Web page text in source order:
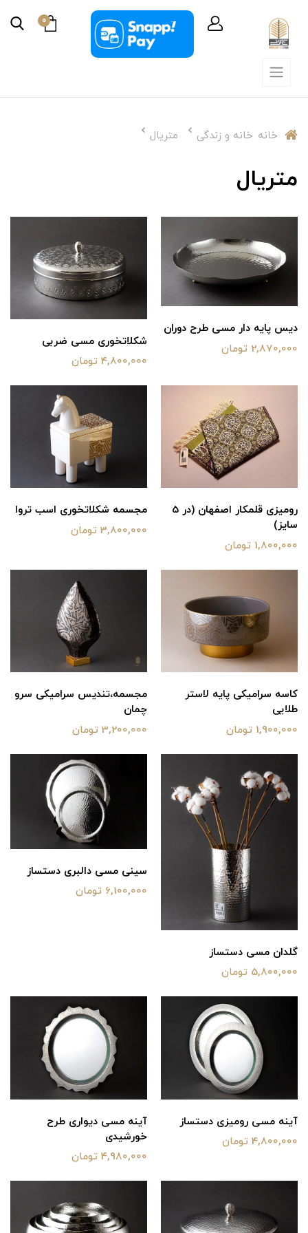
0
خانه خانه و زندگی متریال
متریال
دیس پایه دار مسی طرح دوران
2,870,000 تومان
شکلاتخوری مسی ضربی
4,800,000 تومان
رومیزی قلمکار اصفهان (در 5
سایز)
1,800,000 تومان
مجسمه شکلاتخوری اسب تروا
3,800,000 تومان
کاسه سرامیکی پایه لاستر
طلایی
1,900,000 تومان
مجسمه،تندیس سرامیکی سرو
چمان
3,200,000 تومان
گلدان مسی دستساز
5,800,000 تومان
سینی مسی دالبری دستساز
6,100,000 تومان
آینه مسی رومیزی دستساز
4,800,000 تومان
آینه مسی دیواری طرح
خورشیدی
4,980,000 تومان